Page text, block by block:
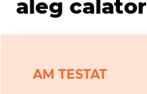
aleg
AM TESTAT